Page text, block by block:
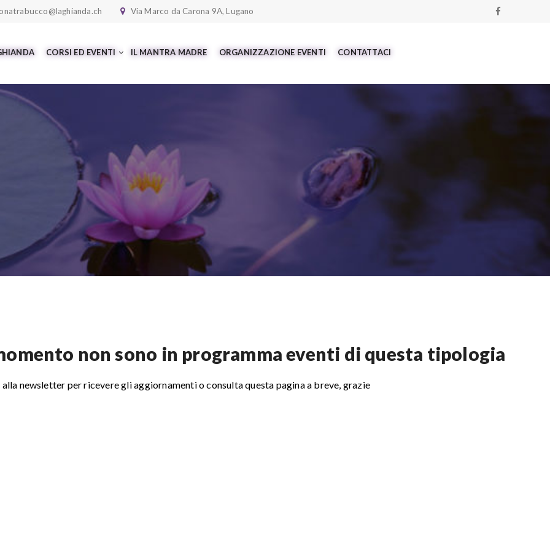
Via Marco da Carona 9A, Lugano
CORSI ED EVENTI IL MANTRA MADRE ORGANIZZAZIONE EVENTI CONTATTACI
non sono in programma eventi di questa tipologia
newsletter per ricevere gli aggiornamenti o consulta questa pagina a breve, grazie